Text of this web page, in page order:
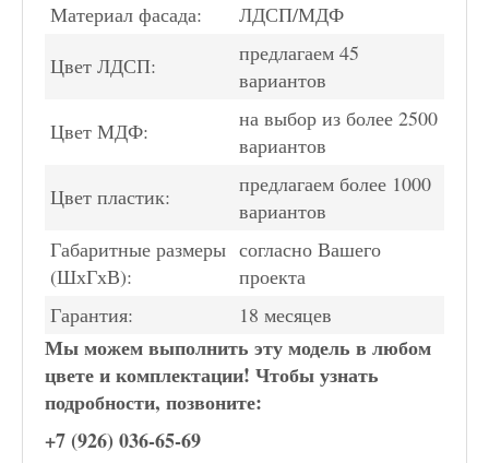
Материал фасада:
ЛДСП/МДФ
Цвет ЛДСП:
предлагаем 45
вариантов
Цвет МДФ:
на выбор из более 2500
вариантов
Цвет пластик:
предлагаем более 1000
вариантов
Габаритные размеры
(ШхГхВ):
согласно Вашего
проекта
Гарантия:
18 месяцев
Мы можем выполнить эту модель в любом
цвете и комплектации! Чтобы узнать
подробности, позвоните:
+7 (926) 036-65-69